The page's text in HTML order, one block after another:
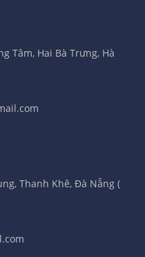
Tâm, Hai Bà Trưng, Hà
Thanh Khê, Đà Nẵng (